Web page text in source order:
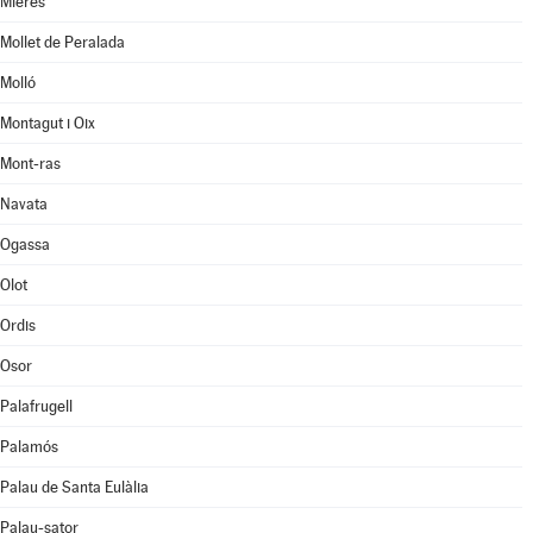
Mollet de Peralada
Molló
Montagut i Oix
Mont-ras
Navata
Ogassa
Olot
Ordis
Osor
Palafrugell
Palamós
Palau de Santa Eulàlia
Palau-sator